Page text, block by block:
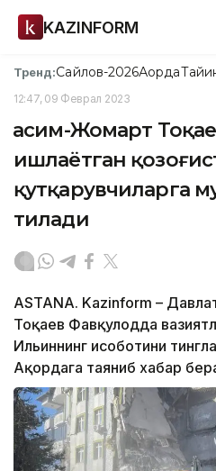
KAZINFORM
Тренд:Сайлов-2026Ақорда
12:47, 09 Феврал 2023
Қасим-Жомарт
ишлаётган
қутқарувчиларга
тилади
ASTANA. Kazinform –
Тоқаев Фавқулодда
Ильиннинг ҳисоботини
Ақордага таяниб хабар